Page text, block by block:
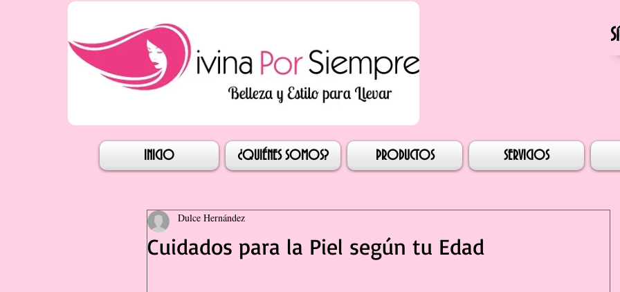
Iniciar sesión
INICIO ¿QUIÉNES SOMOS? PRODUCTOS SERVICIOS
Cuidados para la Piel según tu Edad
Dulce Hernández